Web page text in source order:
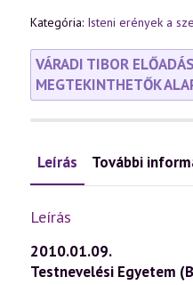
Kategória: Isteni erények a
VÁRADI TIBOR
MEGTEKINTHETŐK
Leírás További
Leírás
2010.01.09.
Testnevelési Egyetem